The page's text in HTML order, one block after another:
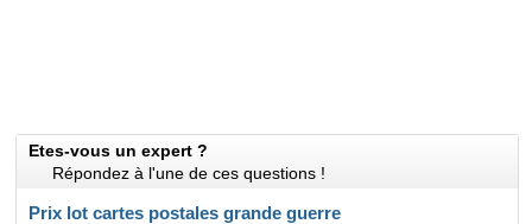
Etes-vous un expert ?
Répondez à l'une de ces questions !
Prix lot cartes postales grande guerre